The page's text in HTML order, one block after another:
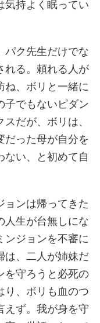
気持よく眠ってい
パク先生だけでな
れる。頼れる人が
ね、ボリと一緒に
子でもないピダン
だが、ボリは、
った母が自分を
い、と初めて自
ンは帰ってきた
人生が台無しにな
ンジョンを不審に
は、二人が姉妹だ
を守ろうと必死の
り、ボリも血のつ
えず。我が身を守